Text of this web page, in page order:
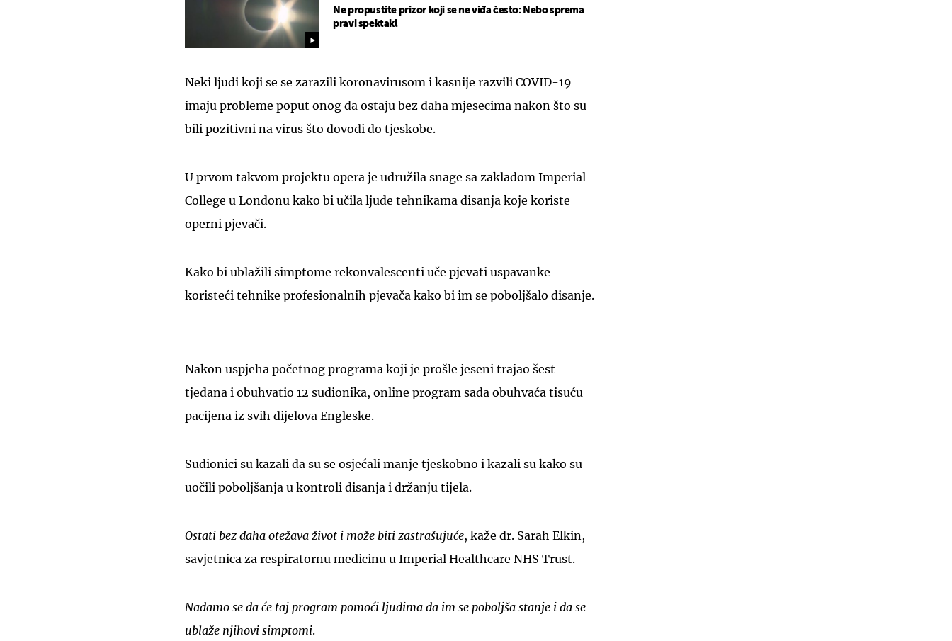
Ne propustite prizor koji se ne viđa često: Nebo sprema
pravi spektakl
Neki ljudi koji se se zarazili koronavirusom i kasnije razvili COVID-19
imaju probleme poput onog da ostaju bez daha mjesecima nakon što su
bili pozitivni na virus što dovodi do tjeskobe.
U prvom takvom projektu opera je udružila snage sa zakladom Imperial
College u Londonu kako bi učila ljude tehnikama disanja koje koriste
operni pjevači.
Kako bi ublažili simptome rekonvalescenti uče pjevati uspavanke
koristeći tehnike profesionalnih pjevača kako bi im se poboljšalo disanje.
Nakon uspjeha početnog programa koji je prošle jeseni trajao šest
tjedana i obuhvatio 12 sudionika, online program sada obuhvaća tisuću
pacijena iz svih dijelova Engleske.
Sudionici su kazali da su se osjećali manje tjeskobno i kazali su kako su
uočili poboljšanja u kontroli disanja i držanju tijela.
Ostati bez daha otežava život i može biti zastrašujuće, kaže dr. Sarah Elkin,
savjetnica za respiratornu medicinu u Imperial Healthcare NHS Trust.
Nadamo se da će taj program pomoći ljudima da im se poboljša stanje i da se
ublaže njihovi simptomi.
UKLJUČITE NOTIFIKACIJE